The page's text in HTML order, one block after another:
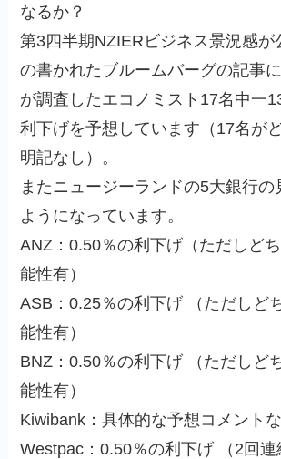
なるか？
第3四半期NZIERビジネス景況感が
の書かれたブルームバーグの記事
が調査したエコノミスト17名中一
利下げを予想しています（17名が
明記なし）。
またニュージーランドの5大銀行の
ようになっています。
ANZ：0.50％の利下げ（ただしど
能性有）
ASB：0.25％の利下げ （ただしど
能性有）
BNZ：0.50％の利下げ （ただしど
能性有）
Kiwibank：具体的な予想コメント
Westpac：0.50％の利下げ （2回連